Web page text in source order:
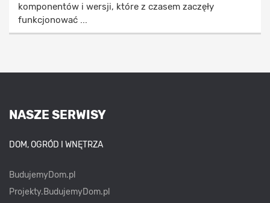
komponentów i wersji, które z czasem zaczęły
funkcjonować ...
NASZE SERWISY
DOM, OGRÓD I WNĘTRZA
BudujemyDom.pl
Projekty.BudujemyDom.pl